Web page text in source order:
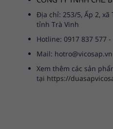
Địa chỉ: 253/5, Ấp 2, xã
tỉnh Trà Vinh
Hotline: 0917 837 577 -
Mail: hotro@vicosap.vn
Xem thêm các sản
tại https://